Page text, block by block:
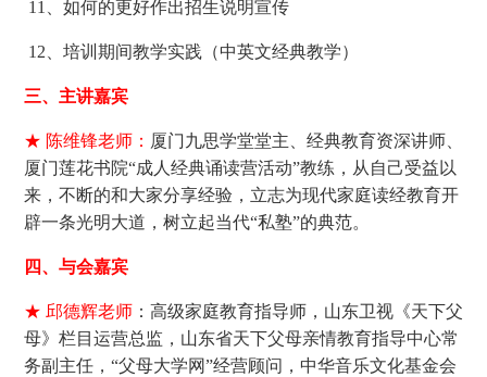
11、如何的更好作出招生说明宣传
12、培训期间教学实践（中英文经典教学）
三、主讲嘉宾
★ 陈维锋老师： 厦门九思学堂堂主、经典教育资深讲师、
厦门莲花书院“成人经典诵读营活动”教练，从自己受益以
来，不断的和大家分享经验，立志为现代家庭读经教育开
辟一条光明大道，树立起当代“私塾”的典范。
四、与会嘉宾
★ 邱德辉老师 ：高级家庭教育指导师，山东卫视《天下父
母》栏目运营总监，山东省天下父母亲情教育指导中心常
务副主任，“父母大学网”经营顾问，中华音乐文化基金会